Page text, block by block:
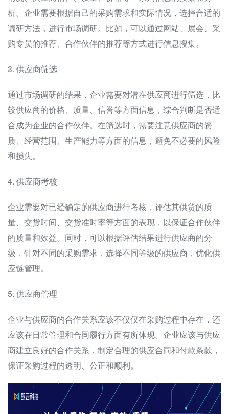
析。企业需要根据自己的采购需求和实际情况，选择合适的
调研方法，进行市场调研。比如，可以通过网站、展会、采
购专员的推荐、合作伙伴的推荐等方式进行信息搜集。
3. 供应商筛选
通过市场调研的结果，企业需要对潜在供应商进行筛选，比
较供应商的价格、质量、信誉等方面信息，综合判断是否适
合成为企业的合作伙伴。在筛选时，需要注意供应商的资
质、经营范围、生产能力等方面的信息，避免不必要的风险
和损失。
4. 供应商考核
企业需要对已经确定的供应商进行考核，评估其供货的质
量、交货时间、交货准时率等方面的表现，以保证合作伙伴
的质量和效益。同时，可以根据评估结果进行供应商的分
级，针对不同的采购需求，选择不同等级的供应商，优化供
应链管理。
5. 供应商管理
企业与供应商的合作关系应该不仅仅在采购过程中存在，还
应该在日常管理和合同履行方面有所体现。企业应该与供应
商建立良好的合作关系，制定合理的供应合同和付款条款，
保证采购过程的透明、公正和顺利。